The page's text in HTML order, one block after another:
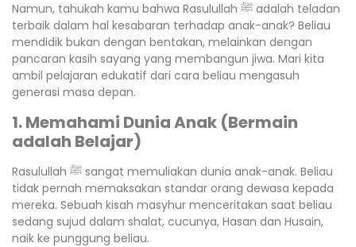
Namun, tahukah kamu bahwa Rasulullah ﷺ adalah teladan
terbaik dalam hal kesabaran terhadap anak-anak? Beliau
mendidik bukan dengan bentakan, melainkan dengan
pancaran kasih sayang yang membangun jiwa. Mari kita
ambil pelajaran edukatif dari cara beliau mengasuh
generasi masa depan.
1. Memahami Dunia Anak (Bermain
adalah Belajar)
Rasulullah ﷺ sangat memuliakan dunia anak-anak. Beliau
tidak pernah memaksakan standar orang dewasa kepada
mereka. Sebuah kisah masyhur menceritakan saat beliau
sedang sujud dalam shalat, cucunya, Hasan dan Husain,
naik ke punggung beliau.